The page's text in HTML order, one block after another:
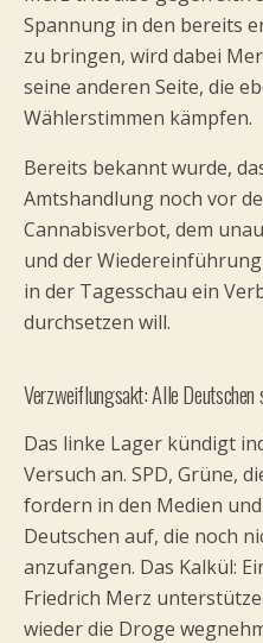
Spannung in den bereits
zu bringen, wird dabei
seine anderen Seite, die
Wählerstimmen kämpfen.
Bereits bekannt wurde,
Amtshandlung noch vor
Cannabisverbot, dem
und der
in der Tagesschau ein
durchsetzen will.
Verzweiflungsakt: Alle Deutschen
Das linke Lager kündigt
Versuch an. SPD, Grüne,
fordern in den Medien
Deutschen auf, die noch
anzufangen. Das Kalkül:
Friedrich Merz
wieder die Droge